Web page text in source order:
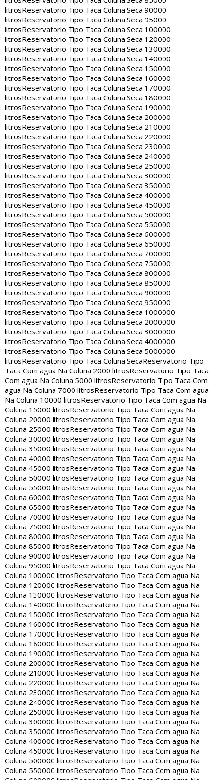
litrosReservatorio Tipo Taca Coluna Seca 90000
litrosReservatorio Tipo Taca Coluna Seca 95000
litrosReservatorio Tipo Taca Coluna Seca 100000
litrosReservatorio Tipo Taca Coluna Seca 120000
litrosReservatorio Tipo Taca Coluna Seca 130000
litrosReservatorio Tipo Taca Coluna Seca 140000
litrosReservatorio Tipo Taca Coluna Seca 150000
litrosReservatorio Tipo Taca Coluna Seca 160000
litrosReservatorio Tipo Taca Coluna Seca 170000
litrosReservatorio Tipo Taca Coluna Seca 180000
litrosReservatorio Tipo Taca Coluna Seca 190000
litrosReservatorio Tipo Taca Coluna Seca 200000
litrosReservatorio Tipo Taca Coluna Seca 210000
litrosReservatorio Tipo Taca Coluna Seca 220000
litrosReservatorio Tipo Taca Coluna Seca 230000
litrosReservatorio Tipo Taca Coluna Seca 240000
litrosReservatorio Tipo Taca Coluna Seca 250000
litrosReservatorio Tipo Taca Coluna Seca 300000
litrosReservatorio Tipo Taca Coluna Seca 350000
litrosReservatorio Tipo Taca Coluna Seca 400000
litrosReservatorio Tipo Taca Coluna Seca 450000
litrosReservatorio Tipo Taca Coluna Seca 500000
litrosReservatorio Tipo Taca Coluna Seca 550000
litrosReservatorio Tipo Taca Coluna Seca 600000
litrosReservatorio Tipo Taca Coluna Seca 650000
litrosReservatorio Tipo Taca Coluna Seca 700000
litrosReservatorio Tipo Taca Coluna Seca 750000
litrosReservatorio Tipo Taca Coluna Seca 800000
litrosReservatorio Tipo Taca Coluna Seca 850000
litrosReservatorio Tipo Taca Coluna Seca 900000
litrosReservatorio Tipo Taca Coluna Seca 950000
litrosReservatorio Tipo Taca Coluna Seca 1000000
litrosReservatorio Tipo Taca Coluna Seca 2000000
litrosReservatorio Tipo Taca Coluna Seca 3000000
litrosReservatorio Tipo Taca Coluna Seca 4000000
litrosReservatorio Tipo Taca Coluna Seca 5000000
litrosReservatorio Tipo Taca Coluna SecaReservatorio Tipo
Taca Com agua Na Coluna 2000 litrosReservatorio Tipo Taca
Com agua Na Coluna 5000 litrosReservatorio Tipo Taca Com
agua Na Coluna 7000 litrosReservatorio Tipo Taca Com agua
Na Coluna 10000 litrosReservatorio Tipo Taca Com agua Na
Coluna 15000 litrosReservatorio Tipo Taca Com agua Na
Coluna 20000 litrosReservatorio Tipo Taca Com agua Na
Coluna 25000 litrosReservatorio Tipo Taca Com agua Na
Coluna 30000 litrosReservatorio Tipo Taca Com agua Na
Coluna 35000 litrosReservatorio Tipo Taca Com agua Na
Coluna 40000 litrosReservatorio Tipo Taca Com agua Na
Coluna 45000 litrosReservatorio Tipo Taca Com agua Na
Coluna 50000 litrosReservatorio Tipo Taca Com agua Na
Coluna 55000 litrosReservatorio Tipo Taca Com agua Na
Coluna 60000 litrosReservatorio Tipo Taca Com agua Na
Coluna 65000 litrosReservatorio Tipo Taca Com agua Na
Coluna 70000 litrosReservatorio Tipo Taca Com agua Na
Coluna 75000 litrosReservatorio Tipo Taca Com agua Na
Coluna 80000 litrosReservatorio Tipo Taca Com agua Na
Coluna 85000 litrosReservatorio Tipo Taca Com agua Na
Coluna 90000 litrosReservatorio Tipo Taca Com agua Na
Coluna 95000 litrosReservatorio Tipo Taca Com agua Na
Coluna 100000 litrosReservatorio Tipo Taca Com agua Na
Coluna 120000 litrosReservatorio Tipo Taca Com agua Na
Coluna 130000 litrosReservatorio Tipo Taca Com agua Na
Coluna 140000 litrosReservatorio Tipo Taca Com agua Na
Coluna 150000 litrosReservatorio Tipo Taca Com agua Na
Coluna 160000 litrosReservatorio Tipo Taca Com agua Na
Coluna 170000 litrosReservatorio Tipo Taca Com agua Na
Coluna 180000 litrosReservatorio Tipo Taca Com agua Na
Coluna 190000 litrosReservatorio Tipo Taca Com agua Na
Coluna 200000 litrosReservatorio Tipo Taca Com agua Na
Coluna 210000 litrosReservatorio Tipo Taca Com agua Na
Coluna 220000 litrosReservatorio Tipo Taca Com agua Na
Coluna 230000 litrosReservatorio Tipo Taca Com agua Na
Coluna 240000 litrosReservatorio Tipo Taca Com agua Na
Coluna 250000 litrosReservatorio Tipo Taca Com agua Na
Coluna 300000 litrosReservatorio Tipo Taca Com agua Na
Coluna 350000 litrosReservatorio Tipo Taca Com agua Na
Coluna 400000 litrosReservatorio Tipo Taca Com agua Na
Coluna 450000 litrosReservatorio Tipo Taca Com agua Na
Coluna 500000 litrosReservatorio Tipo Taca Com agua Na
Coluna 550000 litrosReservatorio Tipo Taca Com agua Na